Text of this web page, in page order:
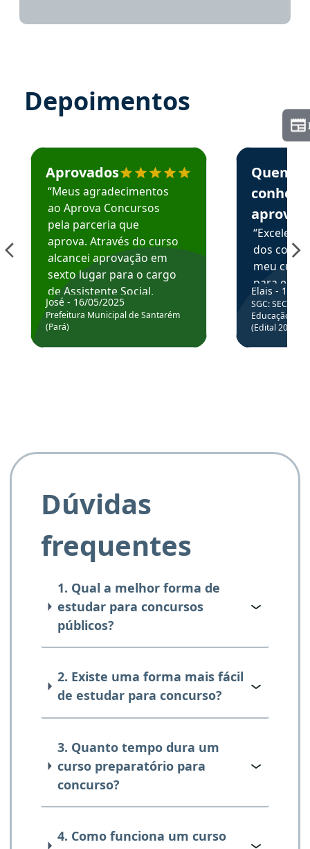
Depoimentos
Estudante José recomenda o Aprova Concursos em
Aprovados
“Meus agradecimentos
ao Aprova Concursos
pela parceria que
aprova. Através do curso
alcancei aprovação em
sexto lugar para o cargo
de Assistente Social.
Hoje estou atuando na
Prefeitura de Santarém.
José - 16/05/2025
Prefeitura Municipal de Santarém
(Pará)
Estudante
Quem
aprova
dos
meu
para
colocar
através
de
Elais - 15/
SGC: SEC BA
Educação
(Edital
Dúvidas
frequentes
1. Qual a melhor forma de
estudar para concursos
públicos?
2. Existe uma forma mais fácil
de estudar para concurso?
3. Quanto tempo dura um
curso preparatório para
concurso?
4. Como funciona um curso